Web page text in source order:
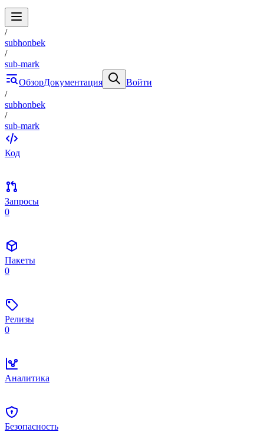
/
subhonbek
/
sub-mark
ОбзорДокументация
Войти
/
subhonbek
/
sub-mark
Код
Запросы
0
Пакеты
0
Релизы
0
Аналитика
Безопасность